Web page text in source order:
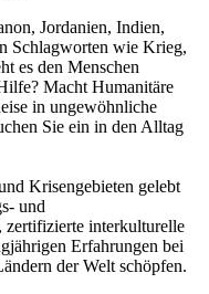
Jordanien, Indien,
Schlagworten wie Krieg,
es den Menschen
Macht Humanitäre
in ungewöhnliche
Sie ein in den Alltag
Krisengebieten gelebt
und
zertifizierte interkulturelle
Erfahrungen bei
der Welt schöpfen.